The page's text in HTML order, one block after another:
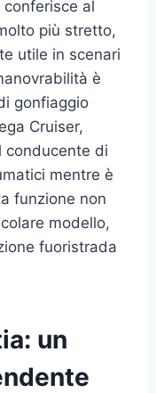
al
più stretto,
utile in scenari
è
gonfiaggio
Cruiser,
conducente di
mentre è
funzione non
modello,
fuoristrada
un